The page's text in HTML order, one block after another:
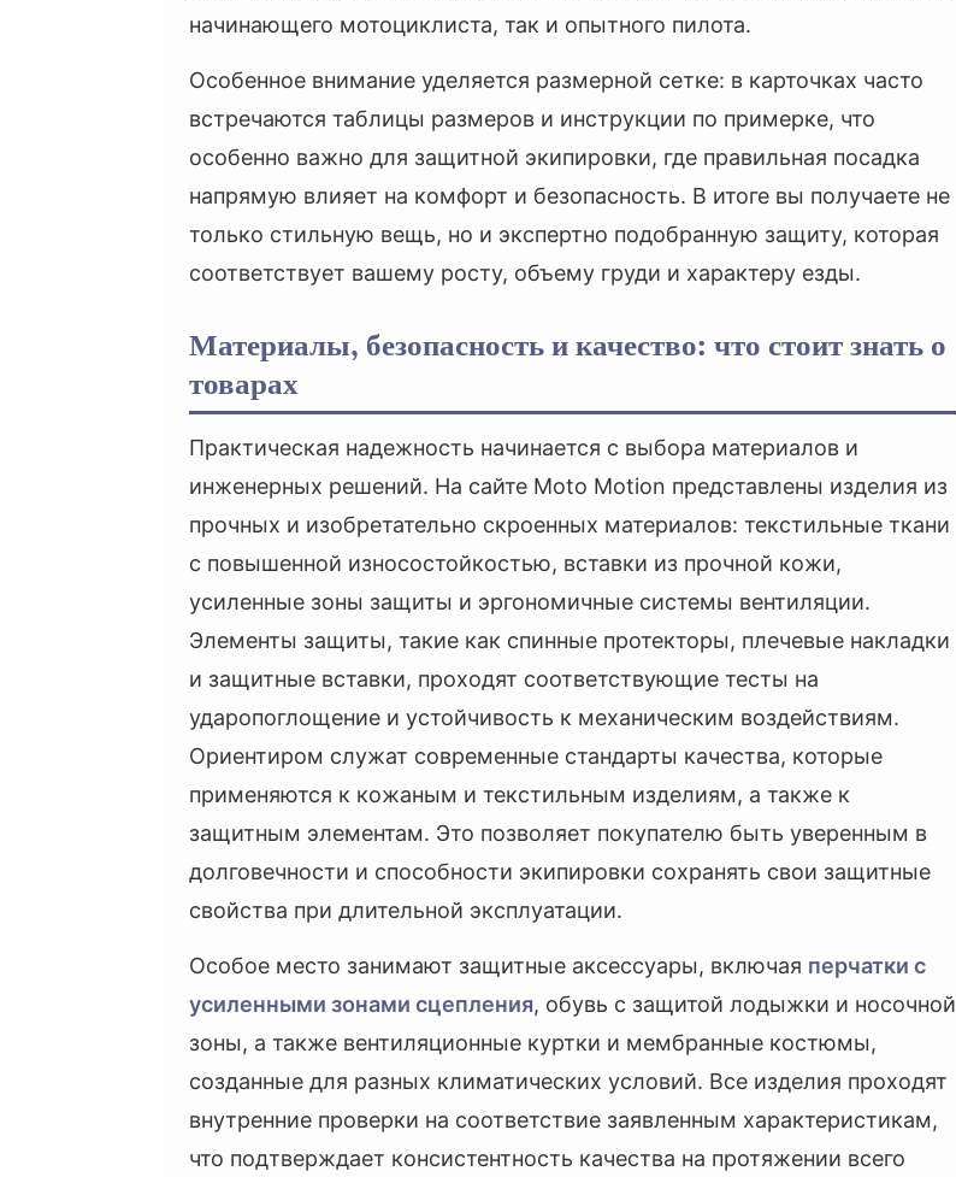
начинающего мотоциклиста, так и опытного пилота.
Особенное внимание уделяется размерной сетке: в карточках часто
встречаются таблицы размеров и инструкции по примерке, что
особенно важно для защитной экипировки, где правильная посадка
напрямую влияет на комфорт и безопасность. В итоге вы получаете не
только стильную вещь, но и экспертно подобранную защиту, которая
соответствует вашему росту, объему груди и характеру езды.
Материалы, безопасность и качество: что стоит знать о
товарах
Практическая надежность начинается с выбора материалов и
инженерных решений. На сайте Moto Motion представлены изделия из
прочных и изобретательно скроенных материалов: текстильные ткани
с повышенной износостойкостью, вставки из прочной кожи,
усиленные зоны защиты и эргономичные системы вентиляции.
Элементы защиты, такие как спинные протекторы, плечевые накладки
и защитные вставки, проходят соответствующие тесты на
ударопоглощение и устойчивость к механическим воздействиям.
Ориентиром служат современные стандарты качества, которые
применяются к кожаным и текстильным изделиям, а также к
защитным элементам. Это позволяет покупателю быть уверенным в
долговечности и способности экипировки сохранять свои защитные
свойства при длительной эксплуатации.
Особое место занимают защитные аксессуары, включая перчатки с
усиленными зонами сцепления, обувь с защитой лодыжки и носочной
зоны, а также вентиляционные куртки и мембранные костюмы,
созданные для разных климатических условий. Все изделия проходят
внутренние проверки на соответствие заявленным характеристикам,
что подтверждает консистентность качества на протяжении всего